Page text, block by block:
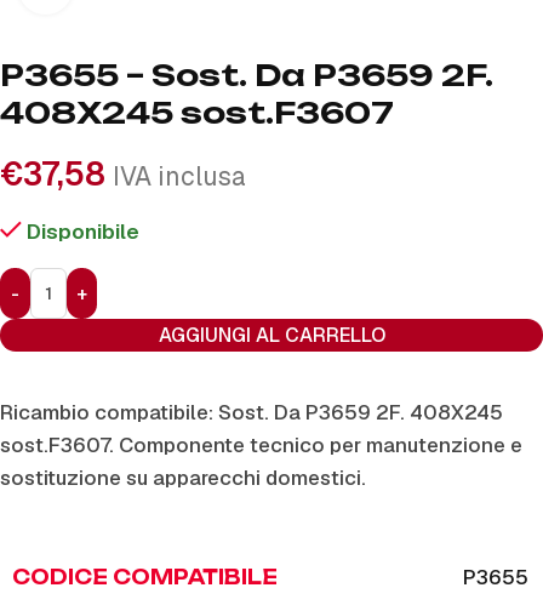
P3655 – Sost. Da P3659 2F.
408X245 sost.F3607
€37,58 IVA inclusa
Disponibile
AGGIUNGI AL CARRELLO
Ricambio compatibile: Sost. Da P3659 2F. 408X245
sost.F3607. Componente tecnico per manutenzione e
sostituzione su apparecchi domestici.
CODICE COMPATIBILE P3655